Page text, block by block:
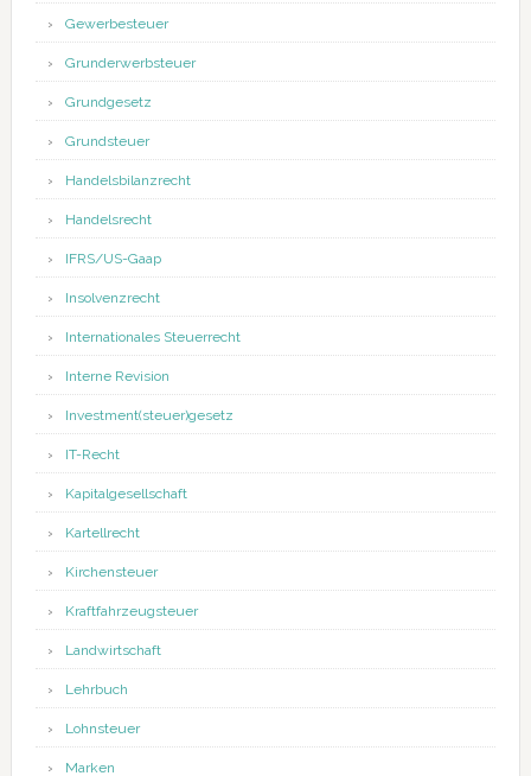
Gewerbesteuer
Grunderwerbsteuer
Grundgesetz
Grundsteuer
Handelsbilanzrecht
Handelsrecht
IFRS/US-Gaap
Insolvenzrecht
Internationales Steuerrecht
Interne Revision
Investment(steuer)gesetz
IT-Recht
Kapitalgesellschaft
Kartellrecht
Kirchensteuer
Kraftfahrzeugsteuer
Landwirtschaft
Lehrbuch
Lohnsteuer
Marken